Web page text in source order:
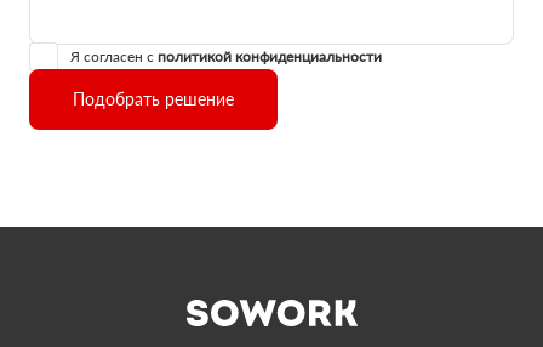
Я согласен с политикой конфиденциальности
Подобрать решение